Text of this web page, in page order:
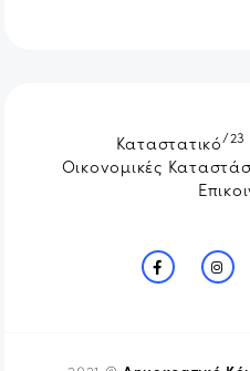
Καταστατικό/23
Οικονομικές